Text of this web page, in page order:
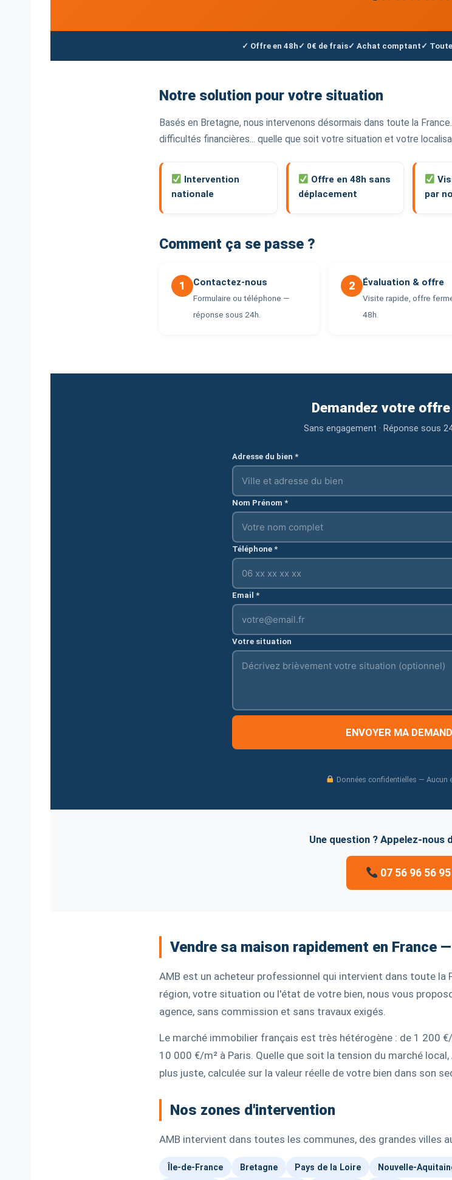
✓ Offre en 48h ✓ 0€ de frais✓ Achat comptant ✓
Notre solution pour votre situation
Basés en Bretagne, nous intervenons désormais dans toute la
difficultés financières... quelle que soit votre situation et votre
Intervention
nationale
Offre en 48h sans
déplacement
par
Comment ça se passe ?
1 Contactez-nous
Formulaire ou téléphone —
réponse sous 24h.
2 Évaluation & offre
Visite rapide, offre
48h.
Demandez votre
Sans engagement · Réponse sous
Adresse du bien *
Nom Prénom *
Téléphone *
Email *
Votre situation
ENVOYER MA
Données confidentielles — Aucun
Une question ? Appelez-nous
07 56 96 56 95
Vendre sa maison rapidement en France
AMB est un acheteur professionnel qui intervient dans toute
région, votre situation ou l'état de votre bien, nous vous
agence, sans commission et sans travaux exigés.
Le marché immobilier français est très hétérogène : de 1 200
10 000 €/m² à Paris. Quelle que soit la tension du marché
plus juste, calculée sur la valeur réelle de votre bien dans son
Nos zones d'intervention
AMB intervient dans toutes les communes, des grandes villes
Île-de-France Bretagne Pays de la Loire Nouvelle-